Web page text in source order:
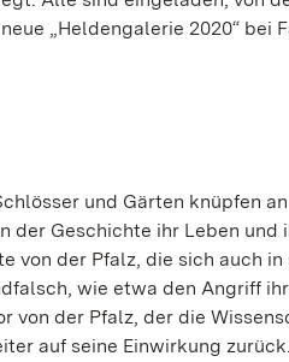
„Heldengalerie 2020“ bei
und Gärten knüpfen
der Geschichte ihr Leben und
von der Pfalz, die sich auch
wie etwa den Angriff
von der Pfalz, der die
auf seine Einwirkung zurück.